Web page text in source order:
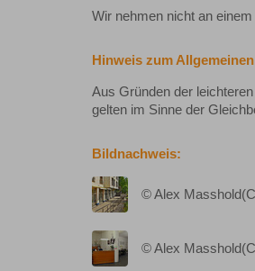
Wir nehmen nicht an
Hinweis zum
Aus Gründen der
gelten im Sinne der
Bildnachweis:
© Alex
© Alex